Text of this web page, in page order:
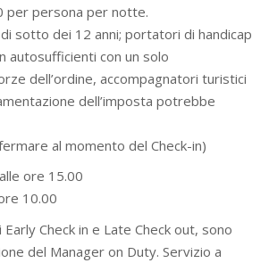
per persona per notte.
sotto dei 12 anni; portatori di handicap
autosufficienti con un solo
dell’ordine, accompagnatori turistici
dell’imposta potrebbe
al momento del Check-in)
ore 15.00
10.00
Check in e Late Check out, sono
del Manager on Duty. Servizio a